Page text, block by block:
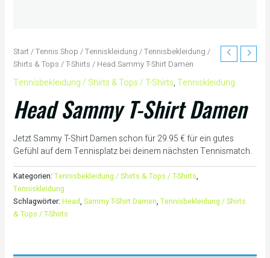
Start/Tennis Shop /Tenniskleidung /Tennisbekleidung /
Shirts & Tops / T-Shirts / Head Sammy T-Shirt Damen
Tennisbekleidung / Shirts & Tops / T-Shirts,Tenniskleidung
Head Sammy T-Shirt Damen
Jetzt Sammy T-Shirt Damen schon für 29.95 € für ein gutes
Gefühl auf dem Tennisplatz bei deinem nächsten Tennismatch.
Kategorien: Tennisbekleidung / Shirts & Tops / T-Shirts,
Tenniskleidung
Schlagwörter: Head, Sammy T-Shirt Damen, Tennisbekleidung / Shirts
& Tops / T-Shirts